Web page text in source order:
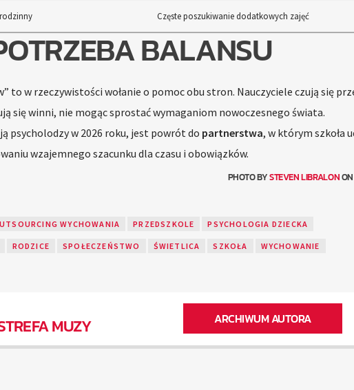
Częste poszukiwanie dodatkowych zajęć
BALANSU
to w rzeczywistości wołanie o pomoc obu stron. Nauczyciele czują się
się winni, nie mogąc sprostać wymaganiom nowoczesnego świata.
psycholodzy w 2026 roku, jest powrót do partnerstwa, w którym szkoła
wzajemnego szacunku dla czasu i obowiązków.
PHOTO BYSTEVEN LIBRALONON
WYCHOWANIA PRZEDSZKOLE PSYCHOLOGIA DZIECKA
RODZICE SPOŁECZEŃSTWO ŚWIETLICA SZKOŁA WYCHOWANIE
MUZY ARCHIWUM AUTORA